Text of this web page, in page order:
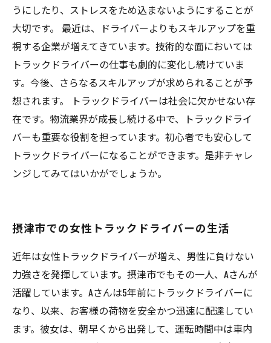
うにしたり、ストレスをため込まないようにすることが
大切です。 最近は、ドライバーよりもスキルアップを重
視する企業が増えてきています。技術的な面においては
トラックドライバーの仕事も劇的に変化し続けていま
す。今後、さらなるスキルアップが求められることが予
想されます。 トラックドライバーは社会に欠かせない存
在です。物流業界が成長し続ける中で、トラックドライ
バーも重要な役割を担っています。初心者でも安心して
トラックドライバーになることができます。是非チャレ
ンジしてみてはいかがでしょうか。
摂津市での女性トラックドライバーの生活
近年は女性トラックドライバーが増え、男性に負けない
力強さを発揮しています。摂津市でもその一人、Aさんが
活躍しています。Aさんは5年前にトラックドライバーに
なり、以来、お客様の荷物を安全かつ迅速に配達してい
ます。彼女は、朝早くから出発して、運転時間中は車内